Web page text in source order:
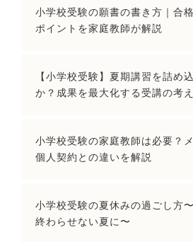
小学校受験の願書の書き方｜合
ポイントを家庭教師が解説
【小学校受験】夏期講習を詰め
か？成果を最大化する受講の考
小学校受験の家庭教師は必要？
個人契約との違いを解説
小学校受験の夏休みの過ごし方
終わらせない夏に〜